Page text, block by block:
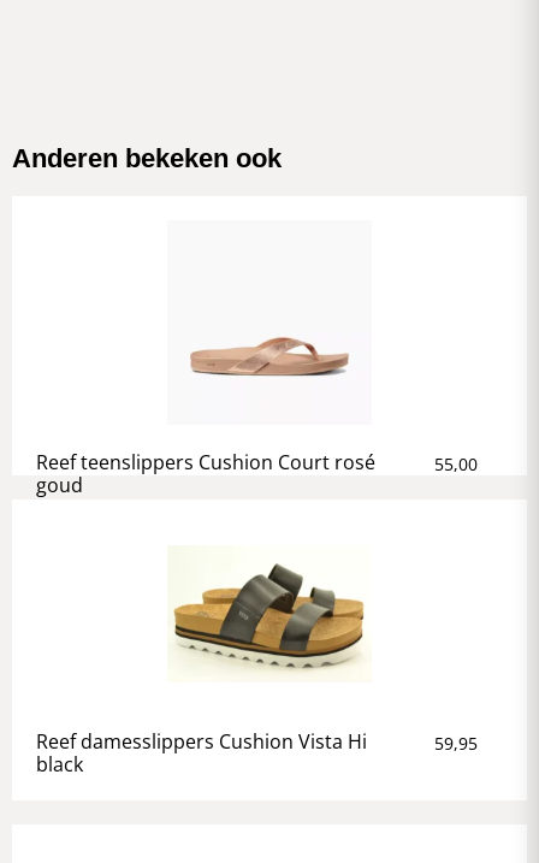
Anderen bekeken ook
Reef teenslippers Cushion Court rosé
goud
55,00
Reef damesslippers Cushion Vista Hi
black
59,95